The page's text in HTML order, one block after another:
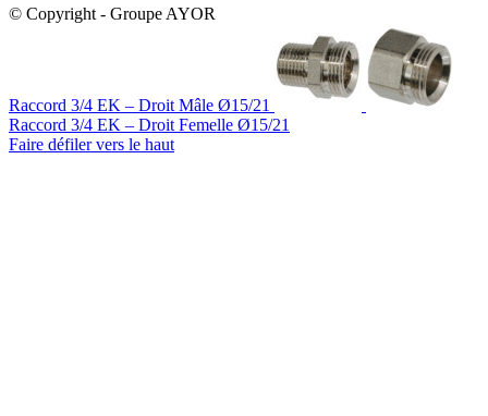
© Copyright - Groupe AYOR
Raccord 3/4 EK – Droit Mâle Ø15/21
Raccord 3/4 EK – Droit Femelle Ø15/21
Faire défiler vers le haut